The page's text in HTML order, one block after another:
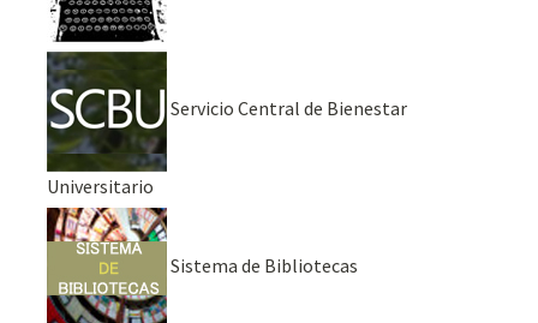
Servicio Central de Bienestar
Universitario
Sistema de Bibliotecas